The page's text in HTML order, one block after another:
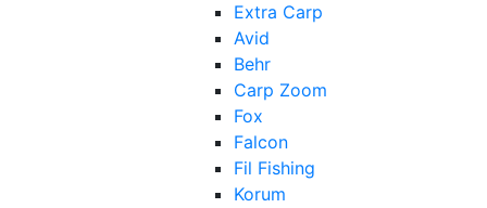
Extra Carp
Avid
Behr
Carp Zoom
Fox
Falcon
Fil Fishing
Korum